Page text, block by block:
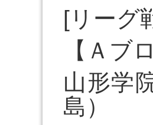
[リーグ
【Ａブ
山形学
島）